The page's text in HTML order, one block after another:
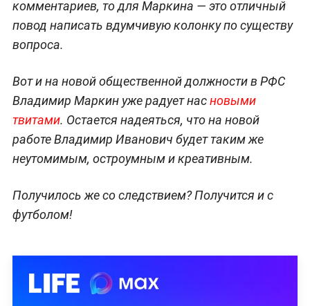
комментариев, то для Маркина — это отличный
повод написать вдумчивую колонку по существу
вопроса.
Вот и на новой общественной должности в РФС
Владимир Маркин уже радует насновыми
твитами. Остается надеяться, что на новой
работе Владимир Иванович будет таким же
неутомимым, остроумным и креативным.
Получилось же со следствием? Получится и с
футболом!